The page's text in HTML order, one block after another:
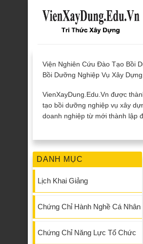
Viện Nghiên Cứu Đào Tạo Bồi
Bồi Dưỡng Nghiệp Vụ Xây
VienXayDung.Edu.Vn được
tạo bồi dưỡng nghiệp vụ xây
doanh nghiệp từ mới thành lập
DANH MỤC
Lịch Khai Giảng
Chứng Chỉ Hành Nghề Cá Nhân
Chứng Chỉ Năng Lực Tổ Chức